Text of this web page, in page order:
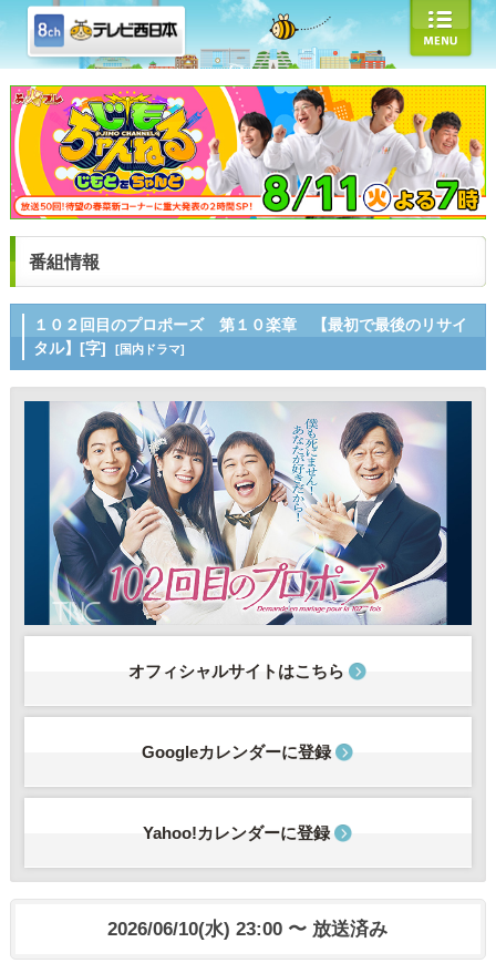
番組情報
１０２回目のプロポーズ 第１０楽章 【最初で最後のリサイ
タル】[字]
[国内ドラマ]
オフィシャルサイトはこちら
Googleカレンダーに登録
Yahoo!カレンダーに登録
2026/06/10(水) 23:00 〜 放送済み